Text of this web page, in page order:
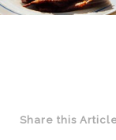
Share this